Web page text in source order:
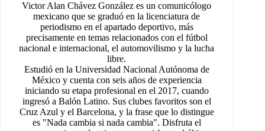
Victor Alan Chávez González es un comunicólogo
mexicano que se graduó en la licenciatura de
periodismo en el apartado deportivo, más
precisamente en temas relacionados con el fútbol
nacional e internacional, el automovilismo y la lucha
libre.
Estudió en la Universidad Nacional Autónoma de
México y cuenta con seis años de experiencia
iniciando su etapa profesional en el 2017, cuando
ingresó a Balón Latino. Sus clubes favoritos son el
Cruz Azul y el Barcelona, y la frase que lo distingue
es "Nada cambia si nada cambia". Disfruta el